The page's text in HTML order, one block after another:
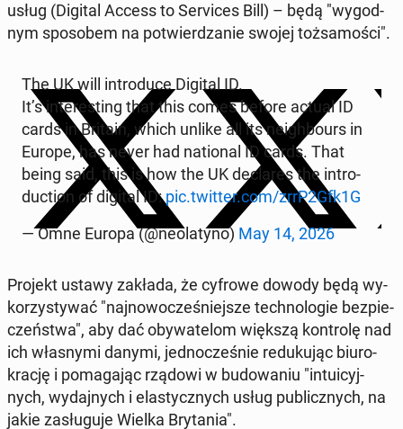
usług (Digital Access to Se­rvi­ces Bill ) – będą "wy­god­
nym spo­so­bem na po­twier­dza­nie swojej toż­sa­mo­ści".
The UK will in­tro­du­ce Digital ID.
It’s in­te­re­sting that this comes before actual ID
cards in Britain, which unlike all its ne­igh­bo­urs in
Europe, has never had na­tio­nal ID cards. That
being said, this is how the UK dec­la­res the in­tro­
duc­tion of digital ID:pic.twitter.com/zrrP2Gfk1G
— Omne Europa (@neo­la­ty­no) May 14, 2026
Projekt ustawy zakłada, że cyfrowe dowody będą wy­
ko­rzy­sty­wać "naj­no­wo­cze­śniej­sze tech­no­lo­gie bez­pie­
czeń­stwa", aby dać oby­wa­te­lom większą kon­tro­lę nad
ich wła­sny­mi danymi, jed­no­cze­śnie re­du­ku­jąc biu­ro­
kra­cję i po­ma­ga­jąc rządowi w bu­do­wa­niu "in­tu­icyj­
nych, wy­daj­nych i ela­stycz­nych usług pu­blicz­nych, na
jakie za­słu­gu­je Wielka Bry­ta­nia".